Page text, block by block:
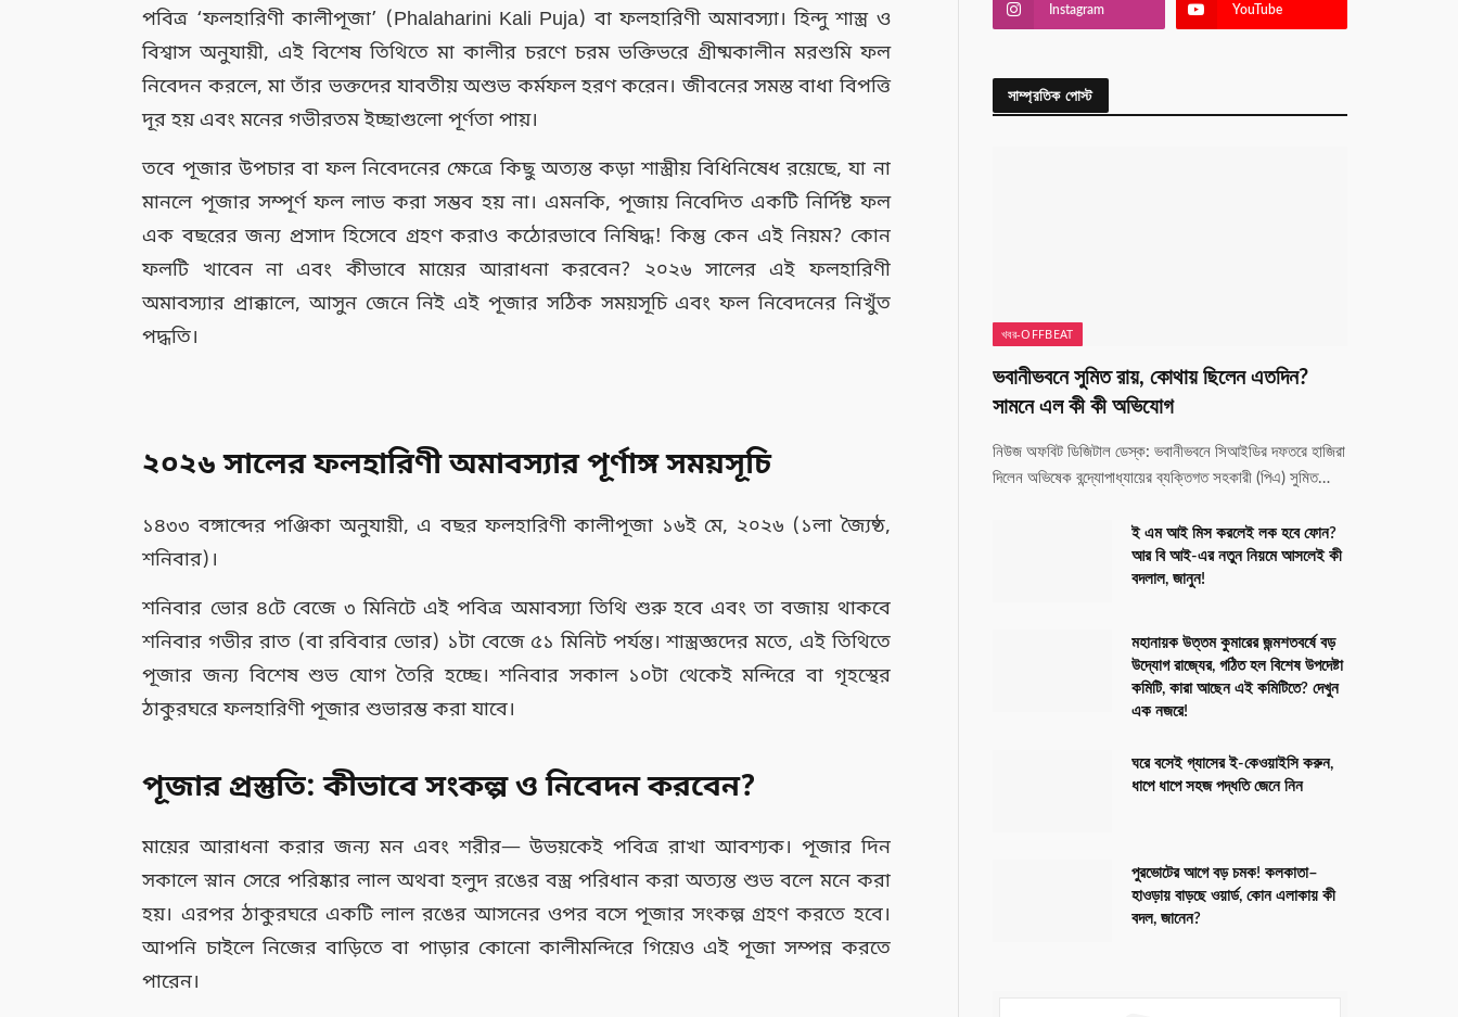
পবিত্র ‘ফলহারিণী কালীপূজা’ (Phalaharini Kali Puja) বা ফলহারিণী অমাবস্যা। হিন্দু শাস্ত্র ও
বিশ্বাস অনুযায়ী, এই বিশেষ তিথিতে মা কালীর চরণে চরম ভক্তিভরে গ্রীষ্মকালীন মরশুমি ফল
নিবেদন করলে, মা তাঁর ভক্তদের যাবতীয় অশুভ কর্মফল হরণ করেন। জীবনের সমস্ত বাধা বিপত্তি
দূর হয় এবং মনের গভীরতম ইচ্ছাগুলো পূর্ণতা পায়।
তবে পূজার উপচার বা ফল নিবেদনের ক্ষেত্রে কিছু অত্যন্ত কড়া শাস্ত্রীয় বিধিনিষেধ রয়েছে, যা না
মানলে পূজার সম্পূর্ণ ফল লাভ করা সম্ভব হয় না। এমনকি, পূজায় নিবেদিত একটি নির্দিষ্ট ফল
এক বছরের জন্য প্রসাদ হিসেবে গ্রহণ করাও কঠোরভাবে নিষিদ্ধ! কিন্তু কেন এই নিয়ম? কোন
ফলটি খাবেন না এবং কীভাবে মায়ের আরাধনা করবেন? ২০২৬ সালের এই ফলহারিণী
অমাবস্যার প্রাক্কালে, আসুন জেনে নিই এই পূজার সঠিক সময়সূচি এবং ফল নিবেদনের নিখুঁত
পদ্ধতি।
২০২৬ সালের ফলহারিণী অমাবস্যার পূর্ণাঙ্গ সময়সূচি
১৪৩৩ বঙ্গাব্দের পঞ্জিকা অনুযায়ী, এ বছর ফলহারিণী কালীপূজা ১৬ই মে, ২০২৬ (১লা জ্যৈষ্ঠ,
শনিবার)।
শনিবার ভোর ৪টে বেজে ৩ মিনিটে এই পবিত্র অমাবস্যা তিথি শুরু হবে এবং তা বজায় থাকবে
শনিবার গভীর রাত (বা রবিবার ভোর) ১টা বেজে ৫১ মিনিট পর্যন্ত। শাস্ত্রজ্ঞদের মতে, এই তিথিতে
পূজার জন্য বিশেষ শুভ যোগ তৈরি হচ্ছে। শনিবার সকাল ১০টা থেকেই মন্দিরে বা গৃহস্থের
ঠাকুরঘরে ফলহারিণী পূজার শুভারম্ভ করা যাবে।
পূজার প্রস্তুতি: কীভাবে সংকল্প ও নিবেদন করবেন?
মায়ের আরাধনা করার জন্য মন এবং শরীর— উভয়কেই পবিত্র রাখা আবশ্যক। পূজার দিন
সকালে স্নান সেরে পরিষ্কার লাল অথবা হলুদ রঙের বস্ত্র পরিধান করা অত্যন্ত শুভ বলে মনে করা
হয়। এরপর ঠাকুরঘরে একটি লাল রঙের আসনের ওপর বসে পূজার সংকল্প গ্রহণ করতে হবে।
আপনি চাইলে নিজের বাড়িতে বা পাড়ার কোনো কালীমন্দিরে গিয়েও এই পূজা সম্পন্ন করতে
পারেন।
Instagram YouTube
সাম্প্রতিক পোস্ট
খবর-OFFBEAT
ভবানীভবনে সুমিত রায়, কোথায় ছিলেন এতদিন?
সামনে এল কী কী অভিযোগ
নিউজ অফবিট ডিজিটাল ডেস্ক: ভবানীভবনে সিআইডির দফতরে হাজিরা
দিলেন অভিষেক বন্দ্যোপাধ্যায়ের ব্যক্তিগত সহকারী (পিএ) সুমিত…
ই এম আই মিস করলেই লক হবে ফোন?
আর বি আই-এর নতুন নিয়মে আসলেই কী
বদলাল, জানুন!
মহানায়ক উত্তম কুমারের জন্মশতবর্ষে বড়
উদ্যোগ রাজ্যের, গঠিত হল বিশেষ উপদেষ্টা
কমিটি, কারা আছেন এই কমিটিতে? দেখুন
এক নজরে!
ঘরে বসেই গ্যাসের ই-কেওয়াইসি করুন,
ধাপে ধাপে সহজ পদ্ধতি জেনে নিন
পুরভোটের আগে বড় চমক! কলকাতা–
হাওড়ায় বাড়ছে ওয়ার্ড, কোন এলাকায় কী
বদল, জানেন?